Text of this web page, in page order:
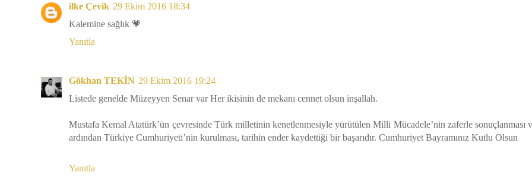
ilke Çevik 29 Ekim 2016 18:34
Kalemine sağlık 💗
Yanıtla
Gökhan TEKİN 29 Ekim 2016 19:24
Listede genelde Müzeyyen Senar var Her ikisinin de mekanı cennet olsun inşallah.
Mustafa Kemal Atatürk’ün çevresinde Türk milletinin kenetlenmesiyle yürütülen Milli Mücadele’nin zaferle sonuçlanması
ardından Türkiye Cumhuriyeti’nin kurulması, tarihin ender kaydettiği bir başarıdır. Cumhuriyet Bayramınız Kutlu Olsun
Yanıtla